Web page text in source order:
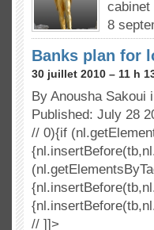
8
Banks plan for
30 juillet 2010 – 11 h
By Anousha Sakoui
Published: July 28
// 0){if
// ]]>